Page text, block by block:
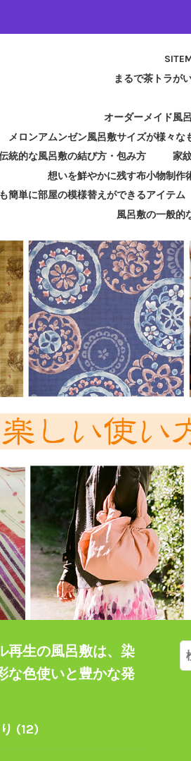
まるで茶トラが
オーダーメイド風
メロンアムンゼン風呂敷サイズが様々な
統的な風呂敷の結び方・包み方
家
想いを鮮やかに残す布小物制作
簡単に部屋の模様替えができるアイテム
風呂敷の一般的
再生の風呂敷は、染
な色使いと豊かな発
(12)
検